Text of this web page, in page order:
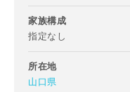
家族構成
指定なし
所在地
山口県
お名前